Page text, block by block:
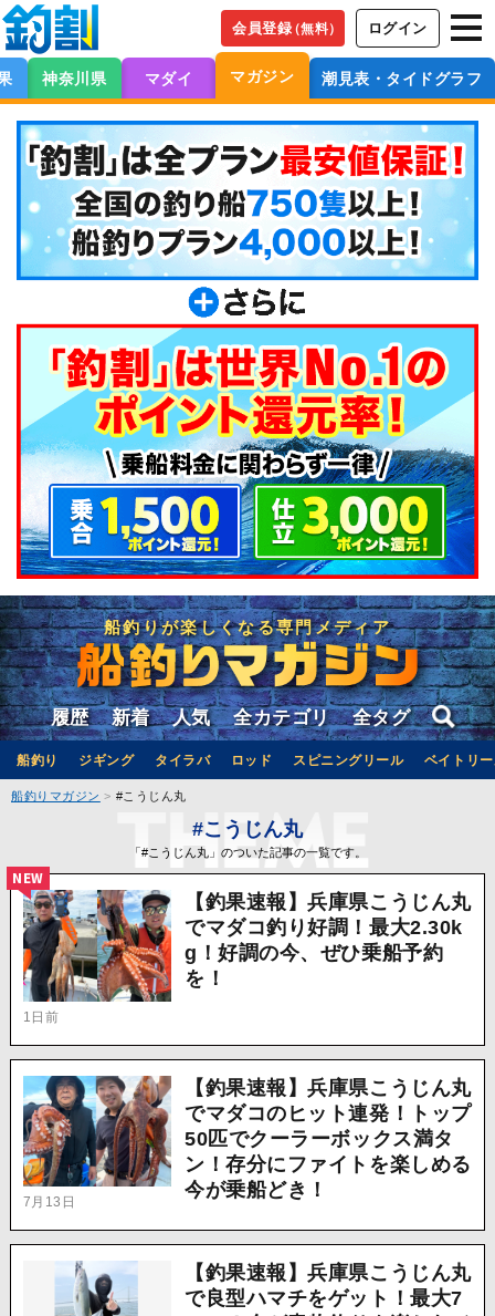
会員登録（無料） ログイン
神奈川県 マダイ マガジン 潮見表・タイドグラフ
船釣りが楽しくなる専門メディア
履歴 新着 人気 全カテゴリ 全タグ
船釣り ジギング タイラバ ロッド スピニングリール ベイトリ
船釣りマガジン #こうじん丸
#こうじん丸
「#こうじん丸」のついた記事の一覧です。
1日前
【釣果速報】兵庫県こうじん丸
でマダコ釣り好調！最大2.30k
g！好調の今、ぜひ乗船予約
を！
NEW
7月13日
【釣果速報】兵庫県こうじん丸
でマダコのヒット連発！トップ
50匹でクーラーボックス満タ
ン！存分にファイトを楽しめる
今が乗船どき！
【釣果速報】兵庫県こうじん丸
で良型ハマチをゲット！最大7